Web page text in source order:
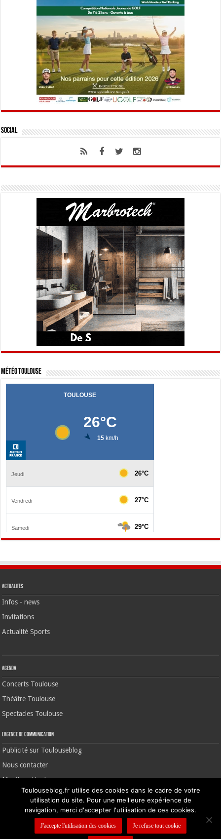
Social
Météo Toulouse
Actualités
Infos - news
Invitations
Actualité Sports
Agenda
Concerts Toulouse
Théâtre Toulouse
Spectacles Toulouse
L’agence de communication
Publicité sur Toulouseblog
Nous contacter
Mentions légales
©2006-2026 Toulouse Blog | CNIL N° 1391640
Toulouseblog.fr utilise des cookies dans le cadre de votre
utilisation du site. Pour une meilleure expérience de
navigation, merci d'accepter l'utilisation de ces cookies.
J'accepte l'utilisation des cookies Je refuse tout cookie